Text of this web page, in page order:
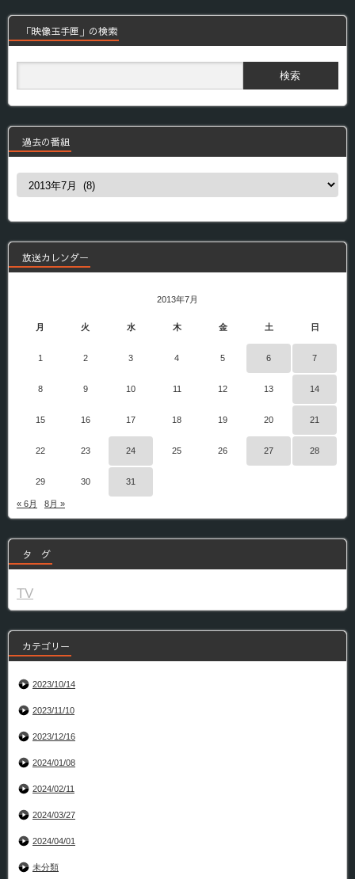
「映像玉手匣」の検索
過去の番組
過
組
放送カレンダー
2013年7月
月 火 水 木 金 土 日
1 2 3 4 5 6 7
8 9 10 11 12 13 14
15 16 17 18 19 20 21
22 23 24 25 26 27 28
29 30 31
« 6月 8月 »
タ グ
TV
カテゴリー
2023/10/14
2023/11/10
2023/12/16
2024/01/08
2024/02/11
2024/03/27
2024/04/01
未分類